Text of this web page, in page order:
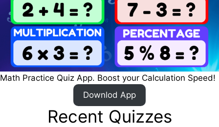
and
English
[QUIZ]
|
100
जानवरों
के
नाम
हिंदी
और
Math Practice Quiz App. Boost your Calculation Speed!
Downlod App
Recent Quizzes